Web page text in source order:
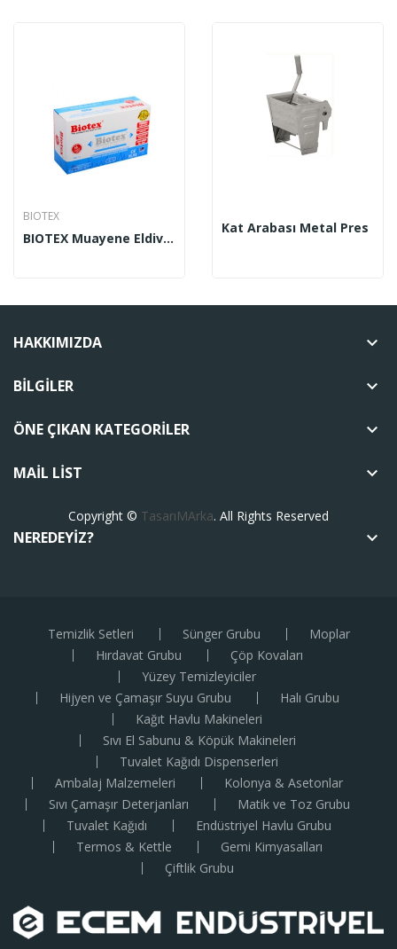
BIOTEX
BIOTEX Muayene Eldiveni Pudralı 100’lü
Kat Arabası Metal Pres
HAKKIMIZDA keyboard_arrow_down
BILGILER keyboard_arrow_down
ÖNE ÇIKAN KATEGORILER keyboard_arrow_down
MAIL LIST keyboard_arrow_down
Copyright © TasarıMArka. All Rights Reserved
NEREDEYIZ? keyboard_arrow_down
Temizlik Setleri Sünger Grubu
Moplar
Hırdavat Grubu
Çöp Kovaları
Yüzey Temizleyiciler
Hijyen ve Çamaşır Suyu Grubu
Halı Grubu
Kağıt Havlu Makineleri
Sıvı El Sabunu & Köpük Makineleri
Tuvalet Kağıdı Dispenserleri
Ambalaj Malzemeleri
Kolonya & Asetonlar
Sıvı Çamaşır Deterjanları
Matik ve Toz Grubu
Tuvalet Kağıdı
Endüstriyel Havlu Grubu
Termos & Kettle
Gemi Kimyasalları
Çiftlik Grubu